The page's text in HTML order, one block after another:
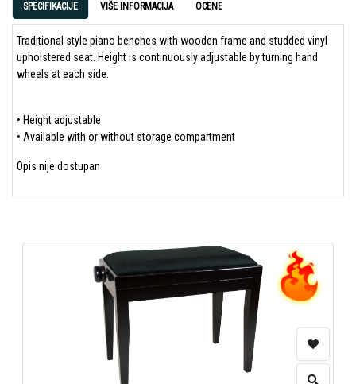
SPECIFIKACIJE VIŠE INFORMACIJA OCENE
Traditional style piano benches with wooden frame and studded vinyl
upholstered seat. Height is continuously adjustable by turning hand
wheels at each side.
• Height adjustable
• Available with or without storage compartment
Opis nije dostupan